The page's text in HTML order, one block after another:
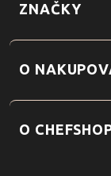
ZNAČKY
O
O